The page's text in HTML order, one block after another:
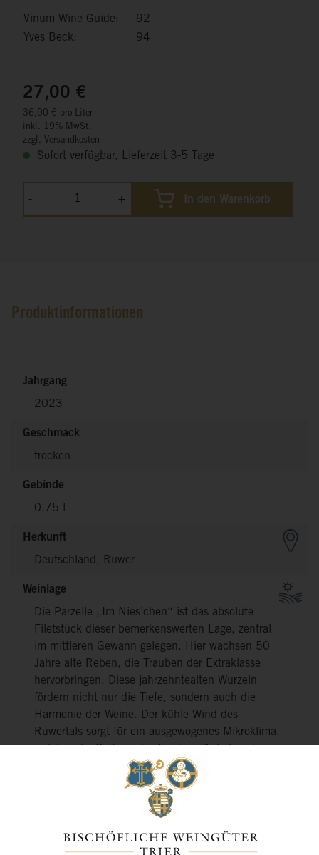
Vinum Wine Guide:
92
Yves Beck:
94
27,00 €
36,00 € pro Liter
inkl. 19% MwSt.
zzgl. Versandkosten
Sofort verfügbar, Lieferzeit 3-5 Tage
- + In den Warenkorb
Produktinformationen
Jahrgang
2023
Geschmack
trocken
Gebinde
0,75 l
Herkunft
Deutschland, Ruwer
Weinlage
Die Parzelle „Im Nies’chen“ ist das absolute
Filetstück dieser bemerkenswerten Lage, zentral
im mittleren Gewann gelegen. Hier wachsen 50
Jahre alte Reben, die Trauben der Extraklasse
hervorbringen. Diese jahrzehntealten Wurzeln
fördern nicht nur die Tiefe, sondern auch die
Harmonie der Weine. Der kühle Wind des
Ruwertals sorgt für ein ausgewogenes Mikroklima,
zugleich deren hohe Qualität bewahrt.Die
speziellen Bedingungen in „Im Nies’chen“
erlauben es uns, Weine mit charakterlicher Tiefe
und feiner Komplexität zu erzeugen. Durch eine
gezielte Ertragsbegrenzung und eine sorgfältige
selektive Handlese garantieren wir, dass nur die